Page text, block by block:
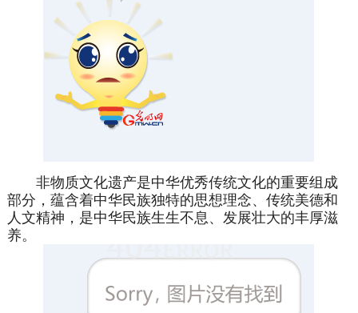
非物质文化遗产是中华优秀传统文化的重要组成
部分，蕴含着中华民族独特的思想理念、传统美德和
人文精神，是中华民族生生不息、发展壮大的丰厚滋
养。